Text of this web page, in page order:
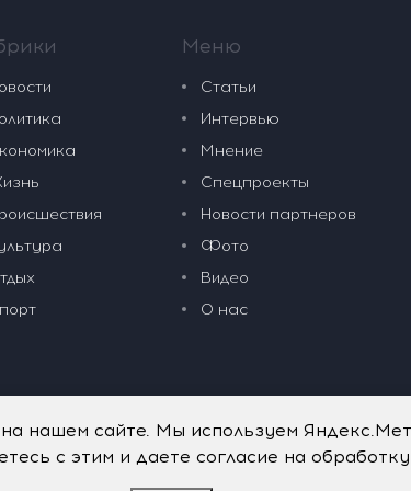
Меню
Статьи
Интервью
Мнение
Спецпроекты
Новости партнеров
Фото
Видео
О нас
нашем сайте. Мы используем
с этим и даете согласие на